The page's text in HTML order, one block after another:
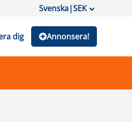
Svenska|SEK
dig Annonsera!